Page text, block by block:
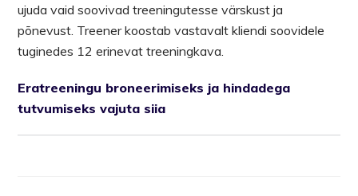
ujuda vaid soovivad treeningutesse värskust ja
põnevust. Treener koostab vastavalt kliendi soovidele
tuginedes 12 erinevat treeningkava.
Eratreeningu broneerimiseks ja hindadega
tutvumiseks vajuta siia